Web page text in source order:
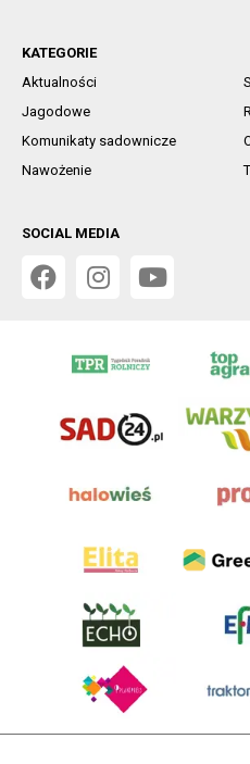
KATEGORIE
Aktualności
Jagodowe
Komunikaty sadownicze
Nawożenie
SOCIAL MEDIA